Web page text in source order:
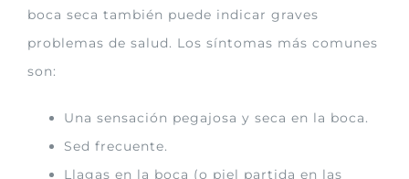
boca seca también puede indicar graves
problemas de salud. Los síntomas más comunes
son:
Una sensación pegajosa y seca en la boca.
Sed frecuente.
Llagas en la boca (o piel partida en las